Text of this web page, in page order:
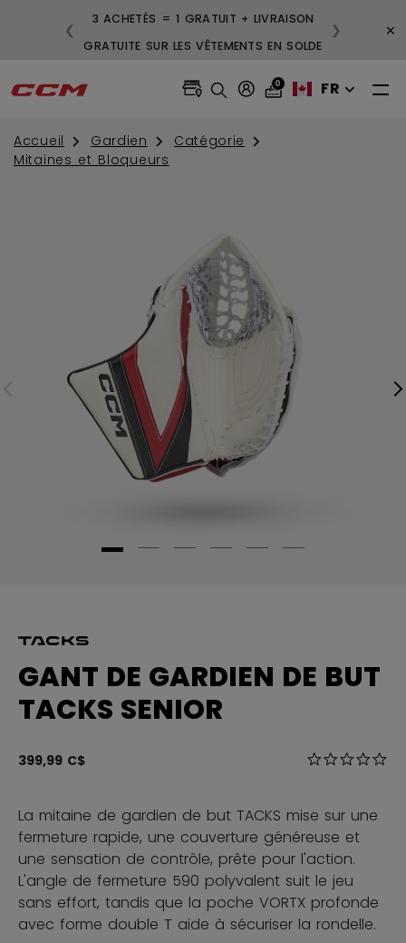
GRATUITE POUR LES
DE 99 $ ET PLUS
3 ACHETÉS = 1 GRATUIT +
GRATUITE SUR LES
❮ ❯ ×
0 FR
Accueil Gardien
Catégorie
Mitaines et Bloqueurs
GANT DE GARDIEN DE BUT
TACKS SENIOR
399,99 C$ 5 sur 5
La mitaine de gardien de but TACKS mise sur une
fermeture rapide, une couverture généreuse et
une sensation de contrôle, prête pour l'action.
L'angle de fermeture 590 polyvalent suit le jeu
sans effort, tandis que la poche VORTX profonde
avec forme double T aide à sécuriser la rondelle.